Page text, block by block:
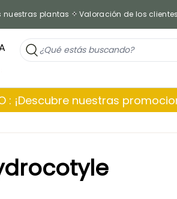
nuestras plantas Valoración de los
: ¡Descubre nuestras